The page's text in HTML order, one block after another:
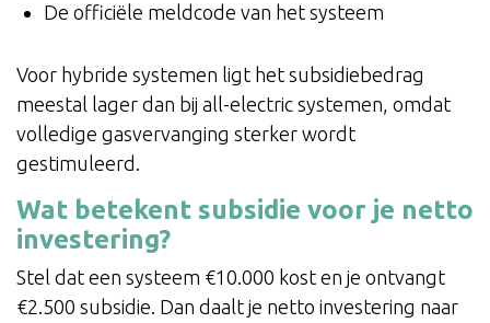
De officiële meldcode van het systeem
Voor hybride systemen ligt het subsidiebedrag
meestal lager dan bij all-electric systemen, omdat
volledige gasvervanging sterker wordt
gestimuleerd.
Wat betekent subsidie voor je netto
investering?
Stel dat een systeem €10.000 kost en je ontvangt
€2.500 subsidie. Dan daalt je netto investering naar